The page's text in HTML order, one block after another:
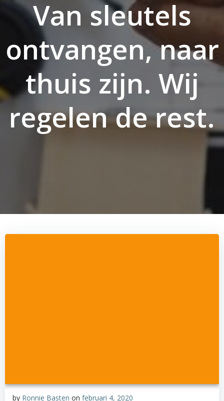
Van sleutels
ontvangen, naar
thuis zijn. Wij
regelen de rest.
by Ronnie Basten on februari 4, 2020